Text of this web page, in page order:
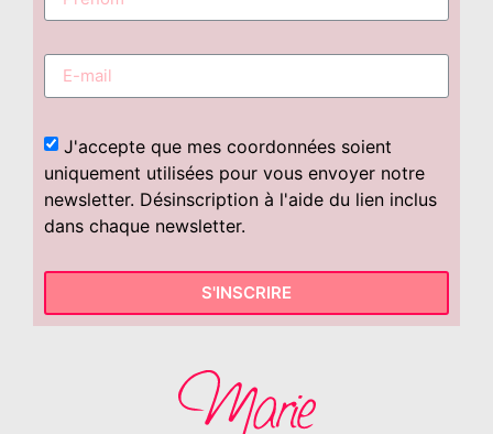
J'accepte que mes coordonnées soient
uniquement utilisées pour vous envoyer notre
newsletter. Désinscription à l'aide du lien inclus
dans chaque newsletter.
S'INSCRIRE